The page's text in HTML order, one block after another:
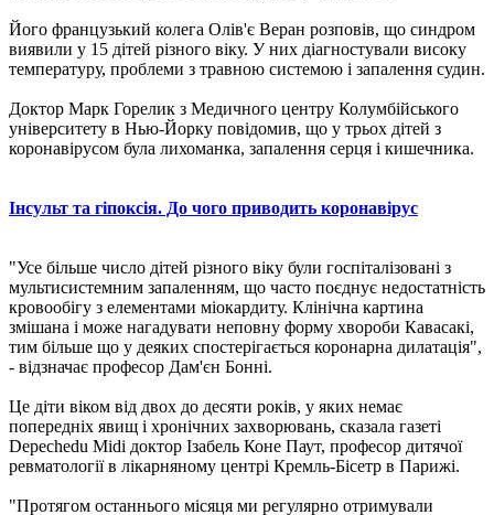
Його французький колега Олів'є Веран розповів, що синдром
виявили у 15 дітей різного віку. У них діагностували високу
температуру, проблеми з травною системою і запалення судин.
Доктор Марк Горелик з Медичного центру Колумбійського
університету в Нью-Йорку повідомив, що у трьох дітей з
коронавірусом була лихоманка, запалення серця і кишечника.
Інсульт та гіпоксія. До чого приводить коронавірус
"Усе більше число дітей різного віку були госпіталізовані з
мультисистемним запаленням, що часто поєднує недостатність
кровообігу з елементами міокардиту. Клінічна картина
змішана і може нагадувати неповну форму хвороби Кавасакі,
тим більше що у деяких спостерігається коронарна дилатація",
- відзначає професор Дам'єн Бонні.
Це діти віком від двох до десяти років, у яких немає
попередніх явищ і хронічних захворювань, сказала газеті
Depechedu Midi доктор Ізабель Коне Паут, професор дитячої
ревматології в лікарняному центрі Кремль-Бісетр в Парижі.
"Протягом останнього місяця ми регулярно отримували